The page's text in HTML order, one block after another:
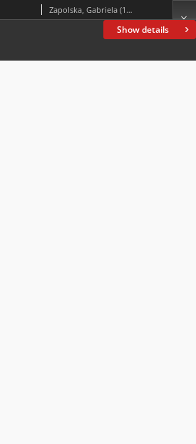
Show details
Zapolska, Gabriela (1857-1921)